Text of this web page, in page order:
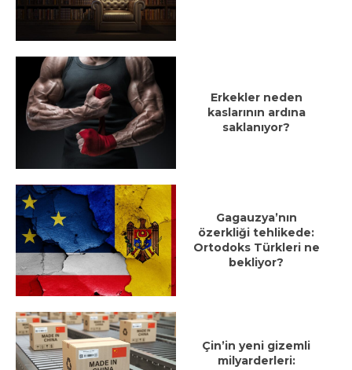
Erkekler neden
kaslarının ardına
saklanıyor?
Gagauzya’nın
özerkliği tehlikede:
Ortodoks Türkleri ne
bekliyor?
Çin’in yeni gizemli
milyarderleri: